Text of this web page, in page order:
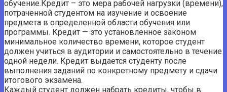
обучение.Кредит – это мера рабочей нагрузки (времени),
потраченной студентом на изучение и освоение
предмета в определенной области обучения или
программы. Кредит — это установленное законом
минимальное количество времени, которое студент
должен учиться в аудитории и самостоятельно в течение
одной недели. Кредит выдается студенту после
выполнения заданий по конкретному предмету и сдачи
итогового экзамена.
Каждый студент должен набрать кредиты, чтобы в